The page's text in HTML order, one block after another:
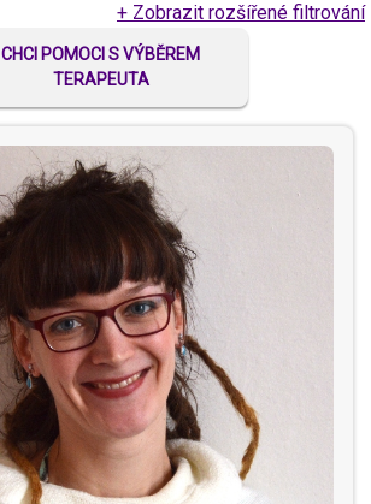
+ Zobrazit rozšířené filtrování
CHCI POMOCI S VÝBĚREM
TERAPEUTA